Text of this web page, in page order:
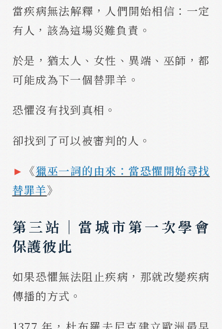
當疾病無法解釋，人們開始相信：一定
有人，該為這場災難負責。
於是，猶太人、女性、異端、巫師，都
可能成為下一個替罪羊。
恐懼沒有找到真相。
卻找到了可以被審判的人。
► 《獵巫一詞的由來：當恐懼開始尋找
替罪羊》
第三站｜當城市第一次學會
保護彼此
如果恐懼無法阻止疾病，那就改變疾病
傳播的方式。